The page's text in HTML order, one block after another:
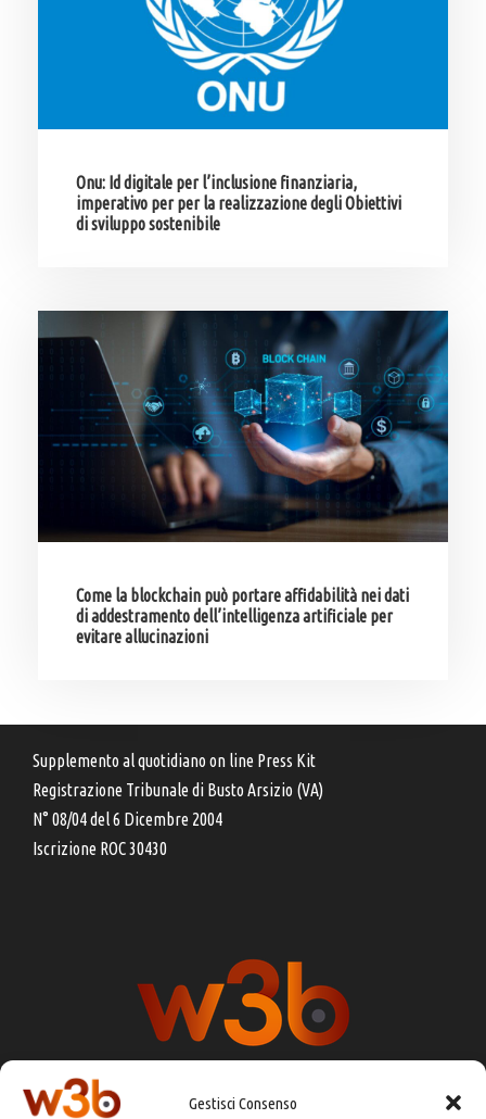
Gestisci Consenso
Onu: Id digitale per l’inclusione finanziaria,
imperativo per per la realizzazione degli Obiettivi
di sviluppo sostenibile
Come la blockchain può portare affidabilità nei dati
di addestramento dell’intelligenza artificiale per
evitare allucinazioni
Supplemento al quotidiano on line Press Kit
Registrazione Tribunale di Busto Arsizio (VA)
N° 08/04 del 6 Dicembre 2004
Iscrizione ROC 30430